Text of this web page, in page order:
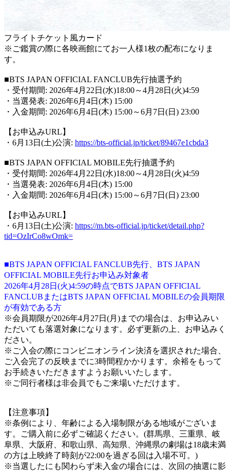
フライトチケット風カード
※ご鑑賞の際に各映画館にてお一人様1枚の配布になりま
す。
■BTS JAPAN OFFICIAL FANCLUB先行抽選予約
・受付期間: 2026年4月22日(水)18:00～4月28日(火)4:59
・当選発表: 2026年6月4日(木) 15:00
・入金期間: 2026年6月4日(木) 15:00～6月7日(日) 23:00
【お申込みURL】
・6月13日(土)公演: https://bts-official.jp/ticket/89467e1cbda3
■BTS JAPAN OFFICIAL MOBILE先行抽選予約
・受付期間: 2026年4月22日(水)18:00～4月28日(火)4:59
・当選発表: 2026年6月4日(木) 15:00
・入金期間: 2026年6月4日(木) 15:00～6月7日(日) 23:00
【お申込みURL】
・6月13日(土)公演: https://m.bts-official.jp/ticket/detail.php?
tid=OzIrCo8wOmk=
■BTS JAPAN OFFICIAL FANCLUB先行、BTS JAPAN
OFFICIAL MOBILE先行お申込み対象者
2026年4月28日(火)4:59の時点でBTS JAPAN OFFICIAL
FANCLUBまたはBTS JAPAN OFFICIAL MOBILEの会員期限
が有効である方
※会員期限が2026年4月27日(月)までの場合は、お申込みい
ただいても落選対象になります。必ず更新の上、お申込みく
ださい。
※ご入会の際にコンビニオンライン決済を選択された場合、
ご入会完了の反映までに3時間程かかります。余裕をもって
お手続きいただきますようお願いいたします。
※ご同行者様は非会員でもご来場いただけます。
【注意事項】
※条例により、年齢による入場制限がある地域がございま
す。ご購入前に必ずご確認ください。(群馬県、三重県、岐
阜県、大阪府、和歌山県、高知県、沖縄県の劇場は18歳未満
の方は上映終了時刻が22:00を過ぎる回は入場不可。)
※当選したにも関わらず未入金の場合には、次回の抽選に影